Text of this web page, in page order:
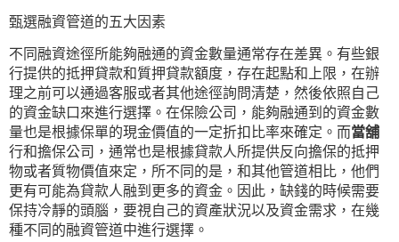
甄選融資管道的五大因素
不同融資途徑所能夠融通的資金數量通常存在差異。有些銀
行提供的抵押貸款和質押貸款額度，存在起點和上限，在辦
理之前可以通過客服或者其他途徑詢問清楚，然後依照自己
的資金缺口來進行選擇。在保險公司，能夠融通到的資金數
量也是根據保單的現金價值的一定折扣比率來確定。而當舖
行和擔保公司，通常也是根據貸款人所提供反向擔保的抵押
物或者質物價值來定，所不同的是，和其他管道相比，他們
更有可能為貸款人融到更多的資金。因此，缺錢的時候需要
保持冷靜的頭腦，要視自己的資產狀況以及資金需求，在幾
種不同的融資管道中進行選擇。